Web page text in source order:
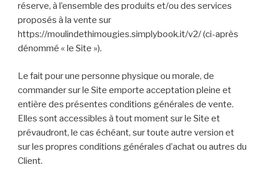
réserve, à l’ensemble des produits et/ou des services
proposés à la vente sur
https://moulindethimougies.simplybook.it/v2/ (ci-après
dénommé « le Site »).
Le fait pour une personne physique ou morale, de
commander sur le Site emporte acceptation pleine et
entière des présentes conditions générales de vente.
Elles sont accessibles à tout moment sur le Site et
prévaudront, le cas échéant, sur toute autre version et
sur les propres conditions générales d’achat ou autres du
Client.